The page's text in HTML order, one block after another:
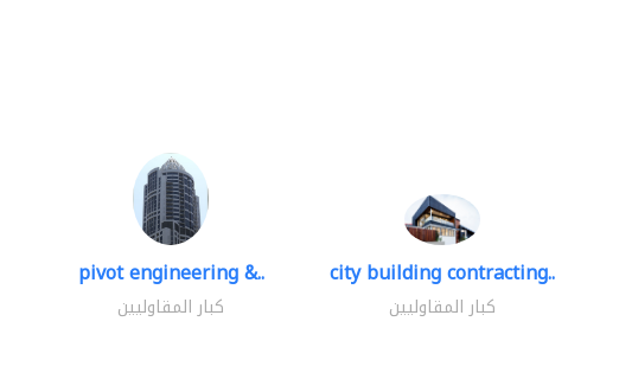
pivot engineering &..
كبار المقاوليين
city building contracting..
كبار المقاوليين